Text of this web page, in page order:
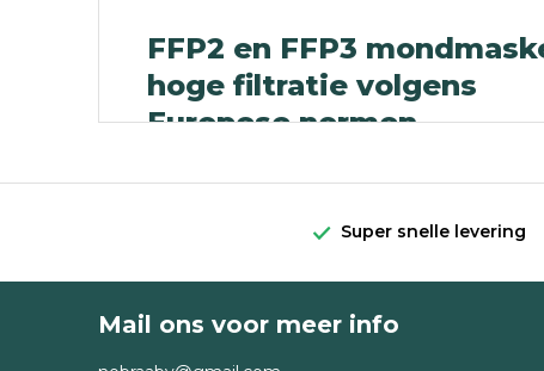
FFP2 en FFP3
hoge filtratie volgens
Europese normen
OnzeFFP2 mondkapjeszijn ontwikkeld
CE-gekeurd (o.a. CE 0370) en getest
Super snelle levering
Mail ons voor meer info